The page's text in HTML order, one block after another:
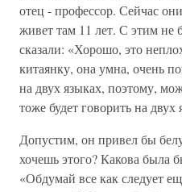
отец - профессор. Сейчас
живет там 11 лет. С этим
сказали: «Хорошо, это
китаянку, она умна, очень
на двух языках, поэтому,
тоже будет говорить на двух
Допустим, он привел бы
хочешь этого? Какова была
«Обдумай все как следует